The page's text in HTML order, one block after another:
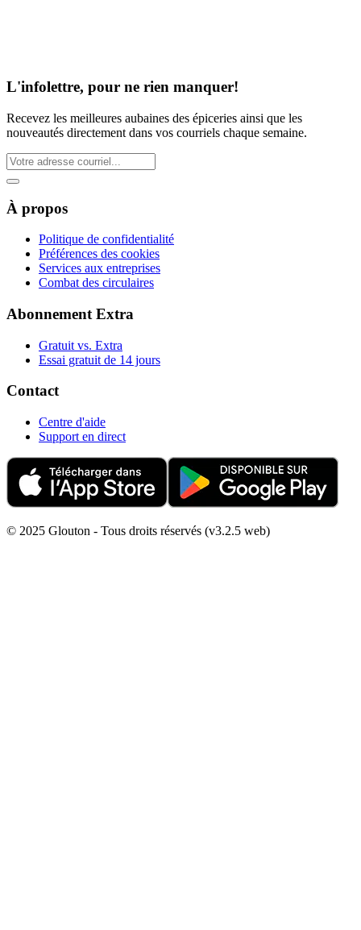
L'infolettre, pour ne rien manquer!
Recevez les meilleures aubaines des épiceries ainsi que les
nouveautés directement dans vos courriels chaque semaine.
À propos
Politique de confidentialité
Préférences des cookies
Services aux entreprises
Combat des circulaires
Abonnement Extra
Gratuit vs. Extra
Essai gratuit de 14 jours
Contact
Centre d'aide
Support en direct
© 2025 Glouton - Tous droits réservés (v3.2.5 web)